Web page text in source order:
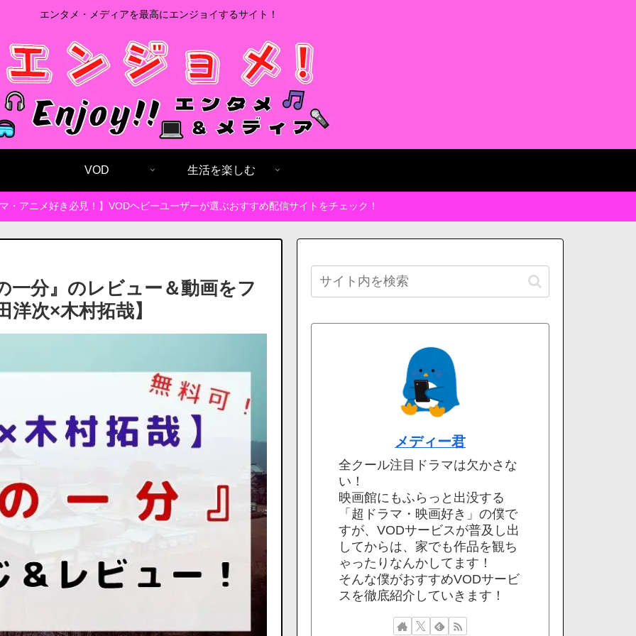
エンタメ・メディアを最高にエンジョイするサイト！
VOD 生活を楽しむ
・アニメ好き必見！】VODヘビーユーザーが選ぶおすすめ配信サイトをチェック！
一分』のレビュー＆動画をフ
次×木村拓哉】
メディー君
全クール注目ドラマは欠かさな
い！
映画館にもふらっと出没する
「超ドラマ・映画好き」の僕で
すが、VODサービスが普及し出
してからは、家でも作品を観ち
ゃったりなんかしてます！
そんな僕がおすすめVODサービ
スを徹底紹介していきます！